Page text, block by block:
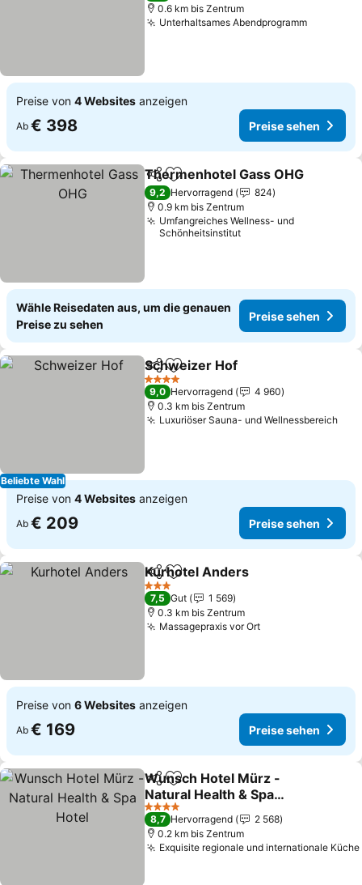
0.6 km bis Zentrum
Unterhaltsames AbendprogrammPreise
Preise von 4 Websites anzeigen
Ab € 398 Preise sehen
TeilenZu Favoriten hinzufügen
Thermenhotel Gass OHG
9,2 Hervorragend
824
0.9 km bis Zentrum
Umfangreiches Wellness- und
Schönheitsinstitut
Wähle Reisedaten aus, um die genauen
Preise zu sehen
Preise sehen
Beliebte Wahl
TeilenZu Favoriten hinzufügen
Schweizer Hof
4 Sterne
9,0 Hervorragend
4 960
0.3 km bis Zentrum
Luxuriöser Sauna- und Wellnessbereich
Preise von 4 Websites anzeigen
Ab € 209 Preise sehen
TeilenZu Favoriten hinzufügen
Kurhotel Anders
3 Sterne
7,5 Gut
1 569
0.3 km bis Zentrum
Massagepraxis vor OrtPreise sehen
Preise von 6 Websites anzeigen
Ab € 169 Preise sehen
TeilenZu Favoriten hinzufügen
Wunsch Hotel Mürz -
Natural Health & Spa
Hotel
Preise sehen
4 Sterne
8,7 Hervorragend
2 568
0.2 km bis Zentrum
Exquisite regionale und internationale Küche